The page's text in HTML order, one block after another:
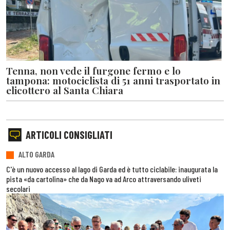
Tenna, non vede il furgone fermo e lo
tampona: motociclista di 51 anni trasportato in
elicottero al Santa Chiara
ARTICOLI CONSIGLIATI
ALTO GARDA
C'è un nuovo accesso al lago di Garda ed è tutto ciclabile: inaugurata la
pista «da cartolina» che da Nago va ad Arco attraversando uliveti
secolari